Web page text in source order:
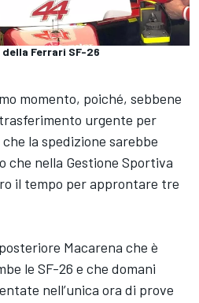
Ferrari SF-26
momento, poiché, sebbene
urgente per
la spedizione sarebbe
nella Gestione Sportiva
il tempo per approntare tre
Macarena che è
le SF-26 e che domani
nell’unica ora di prove